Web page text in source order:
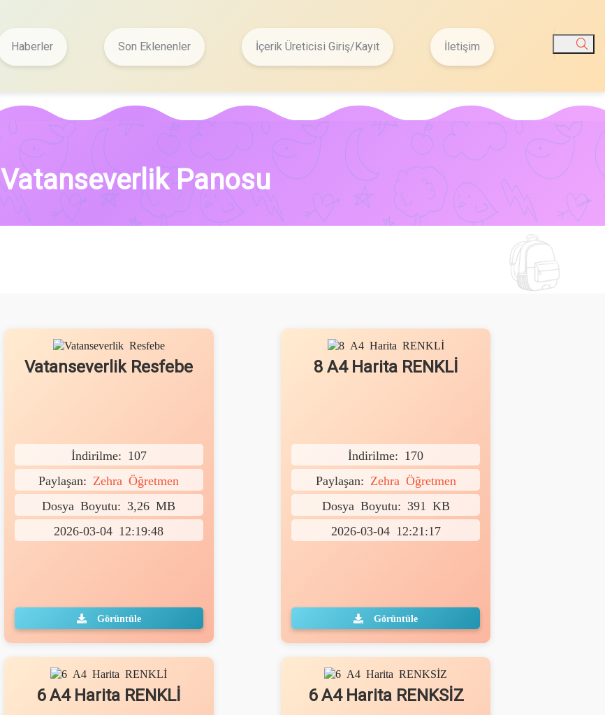
Haberler Son Eklenenler İçerik Üreticisi Giriş/Kayıt İletişim
Ara
Vatanseverlik Panosu
Vatanseverlik Resfebe
İndirilme: 107
Paylaşan: Zehra Öğretmen
Dosya Boyutu: 3,26 MB
2026-03-04 12:19:48
Görüntüle
8 A4 Harita RENKLİ
İndirilme: 170
Paylaşan: Zehra Öğretmen
Dosya Boyutu: 391 KB
2026-03-04 12:21:17
Görüntüle
6 A4 Harita RENKLİ 6 A4 Harita RENKSİZ